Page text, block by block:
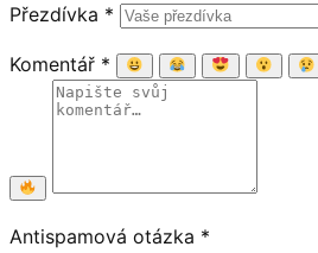
Přezdívka *
Komentář *
Antispamová otázka *